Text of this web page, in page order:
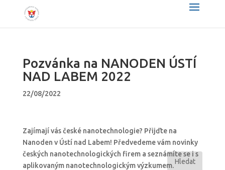
Pozvánka na NANODEN ÚSTÍ
NAD LABEM 2022
22/08/2022
Zajímají vás české nanotechnologie? Přijďte na
Nanoden v Ústí nad Labem! Předvedeme vám novinky
českých nanotechnologických firem a seznámíte se i s
aplikovaným nanotechnologickým výzkumem.